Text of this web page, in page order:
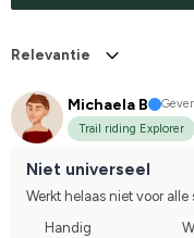
Relevantie
Michaela B
Trail riding Explorer
Niet universeel
Werkt helaas niet voor
Handig